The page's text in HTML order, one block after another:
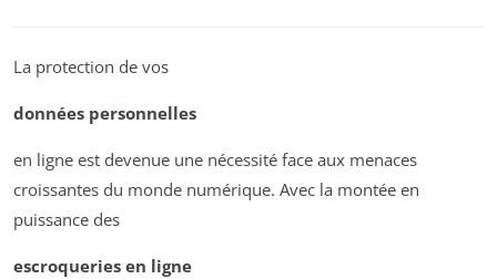
La protection de vos
données personnelles
en ligne est devenue une nécessité face aux menaces
croissantes du monde numérique. Avec la montée en
puissance des
escroqueries en ligne